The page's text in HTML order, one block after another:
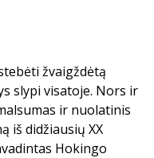
žvaigždėtą
slypi visatoje. Nors ir
ir nuolatinis
iš didžiausių XX
Hokingo